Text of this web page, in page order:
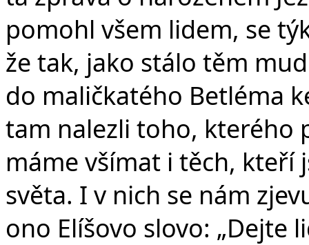
pomohl všem lidem, se
že tak, jako stálo těm
do maličkatého Betléma
tam nalezli toho, kterého
máme všímat i těch, kteří
světa. I v nich se nám
ono Elíšovo slovo: „Dejte